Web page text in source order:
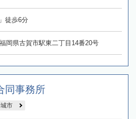
徒歩6分
岡県古賀市駅東二丁目14番20号
同事務所
市